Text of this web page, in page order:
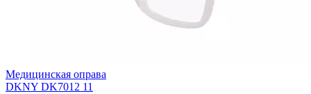
Медицинская оправа
DKNY DK7012 11